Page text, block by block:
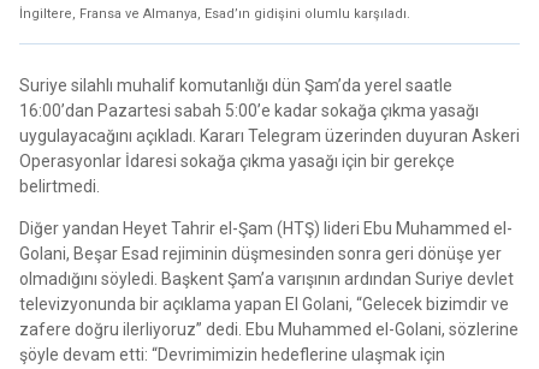
İngiltere, Fransa ve Almanya, Esad’ın gidişini olumlu karşıladı.
Suriye silahlı muhalif komutanlığı dün Şam’da yerel saatle
16:00’dan Pazartesi sabah 5:00’e kadar sokağa çıkma yasağı
uygulayacağını açıkladı. Kararı Telegram üzerinden duyuran Askeri
Operasyonlar İdaresi sokağa çıkma yasağı için bir gerekçe
belirtmedi.
Diğer yandan Heyet Tahrir el-Şam (HTŞ) lideri Ebu Muhammed el-
Golani, Beşar Esad rejiminin düşmesinden sonra geri dönüşe yer
olmadığını söyledi. Başkent Şam’a varışının ardından Suriye devlet
televizyonunda bir açıklama yapan El Golani, “Gelecek bizimdir ve
zafere doğru ilerliyoruz” dedi. Ebu Muhammed el-Golani, sözlerine
şöyle devam etti: “Devrimimizin hedeflerine ulaşmak için